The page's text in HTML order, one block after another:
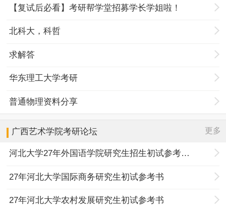
【复试后必看】考研帮学堂招募学长学姐啦！
北科大，科哲
求解答
华东理工大学考研
普通物理资料分享
广西艺术学院考研论坛 更多
河北大学27年外国语学院研究生招生初试参考书目调整
27年河北大学国际商务研究生初试参考书
27年河北大学农村发展研究生初试参考书